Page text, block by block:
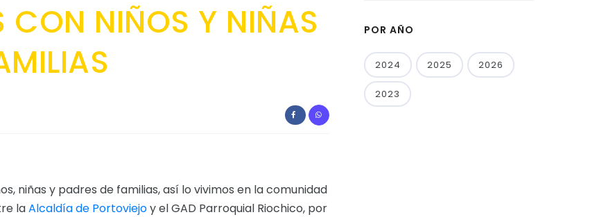
CON NIÑOS Y NIÑAS
niñas y padres de familias, así lo vivimos en la comunidad
laAlcaldía de Portoviejoy el GAD Parroquial Riochico, por
POR AÑO
2024 2025 2026
2023